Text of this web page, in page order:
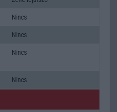
Nincs
Nincs
Nincs
Nincs